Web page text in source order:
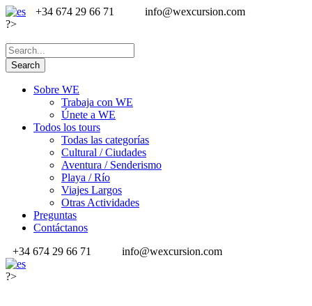
+34 674 29 66 71
info@wexcursion.com
?>
Sobre WE
Trabaja con WE
Únete a WE
Todos los tours
Todas las categorías
Cultural / Ciudades
Aventura / Senderismo
Playa / Río
Viajes Largos
Otras Actividades
Preguntas
Contáctanos
+34 674 29 66 71
info@wexcursion.com
?>